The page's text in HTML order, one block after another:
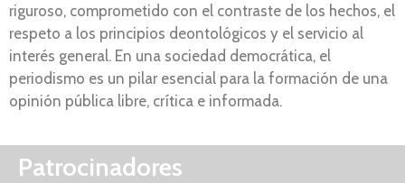
riguroso, comprometido con el contraste de los hechos, el
respeto a los principios deontológicos y el servicio al
interés general. En una sociedad democrática, el
periodismo es un pilar esencial para la formación de una
opinión pública libre, crítica e informada.
Patrocinadores